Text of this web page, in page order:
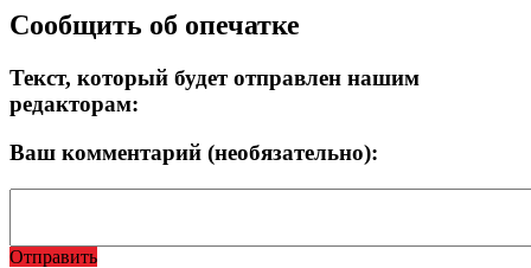
Сообщить об опечатке
Текст, который будет отправлен нашим
редакторам:
Ваш комментарий (необязательно):
Отправить